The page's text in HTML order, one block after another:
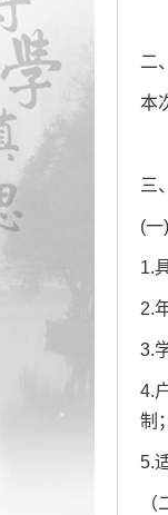
二
本
三
(
1.
2.
3.
4.
制
5.